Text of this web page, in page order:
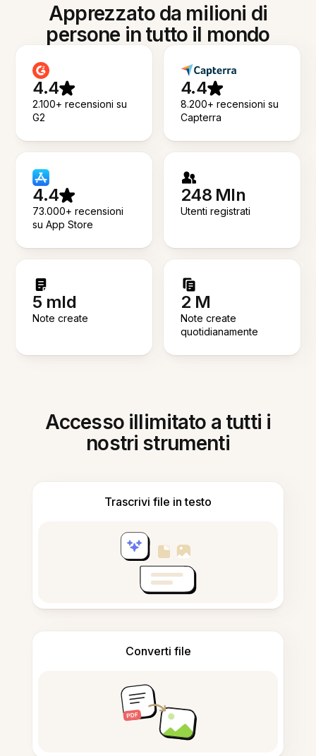
Apprezzato da milioni di
persone in tutto il mondo
4.4
2.100+ recensioni su
G2
4.4
8.200+ recensioni su
Capterra
4.4
73.000+ recensioni
su App Store
248 Mln
Utenti registrati
5 mld
Note create
2 M
Note create
quotidianamente
Accesso illimitato a tutti i
nostri strumenti
Trascrivi file in testo
Converti file